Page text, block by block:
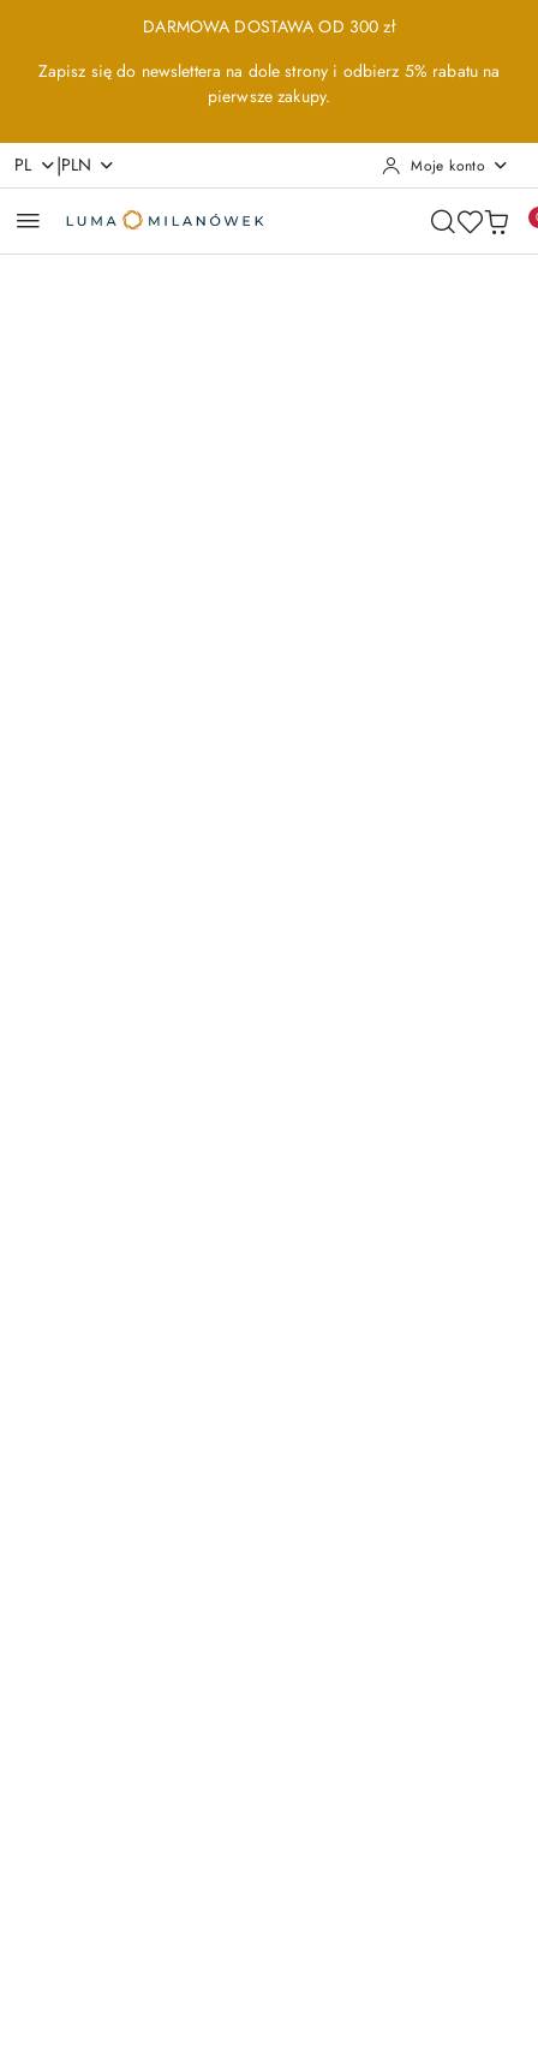
Przejdź do treści głównej
Przejdź do wyszukiwarki
Przejdź do moje konto
Przejdź do menu głównego
Przejdź do opisu produktu
Przejdź do stopkiDARMOWA DOSTAWA OD 300 zł
Zapisz się do newslettera na dole strony i odbierz 5% rabatu na
pierwsze zakupy.
PL |PLN Moje konto